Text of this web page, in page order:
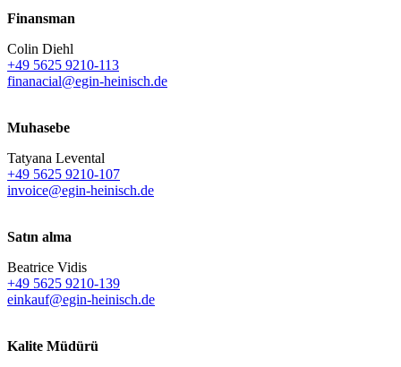
Finansman
Colin Diehl
+49 5625 9210-113
finanacial@egin-heinisch.de
Muhasebe
Tatyana Levental
+49 5625 9210-107
invoice@egin-heinisch.de
Satın alma
Beatrice Vidis
+49 5625 9210-139
einkauf@egin-heinisch.de
Kalite Müdürü